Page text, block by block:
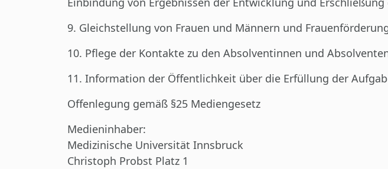
9. Gleichstellung von Frauen und Männern und
10. Pflege der Kontakte zu den Absolventinnen und
11. Information der Öffentlichkeit über die Erfüllung der
Offenlegung gemäß §25 Mediengesetz
Medieninhaber:
Medizinische Universität Innsbruck
Christoph Probst Platz 1